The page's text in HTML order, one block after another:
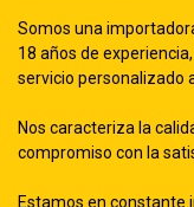
Somos una
18 años de
servicio personalizado
Nos caracteriza la
compromiso con la
Estamos en constante